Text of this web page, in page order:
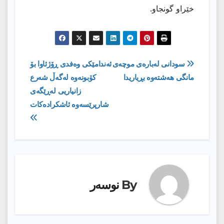
خێراو گونجاو.
ڕێدۆزیی
بابەت
ئه‌ندامێكى وه‌فدى ڕۆژئاوا بۆ
كۆبونه‌وه‌ له‌گه‌ڵ شه‌رع
زانیاریى له‌ڕێگه‌ى
شارپرێسه‌وه‌ ئاشكراده‌كات
سودانی لەبارەی موچەی
مانگی هەشتەوە بڕیاریدا
By نوسەر